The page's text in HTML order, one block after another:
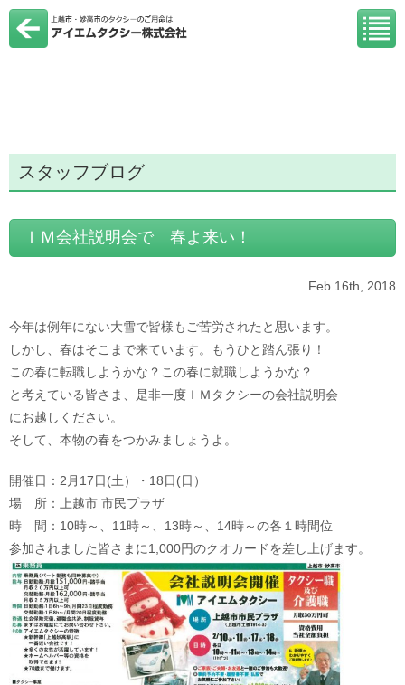
スタッフブログ
ＩＭ会社説明会で 春よ来い！
Feb 16th, 2018
今年は例年にない大雪で皆様もご苦労されたと思います。
しかし、春はそこまで来ています。もうひと踏ん張り！
この春に転職しようかな？この春に就職しようかな？
と考えている皆さま、是非一度ＩＭタクシーの会社説明会
にお越しください。
そして、本物の春をつかみましょうよ。
開催日：2月17日(土）・18日(日）
場 所：上越市 市民プラザ
時 間：10時～、11時～、13時～、14時～の各１時間位
参加されました皆さまに1,000円のクオカードを差し上げます。